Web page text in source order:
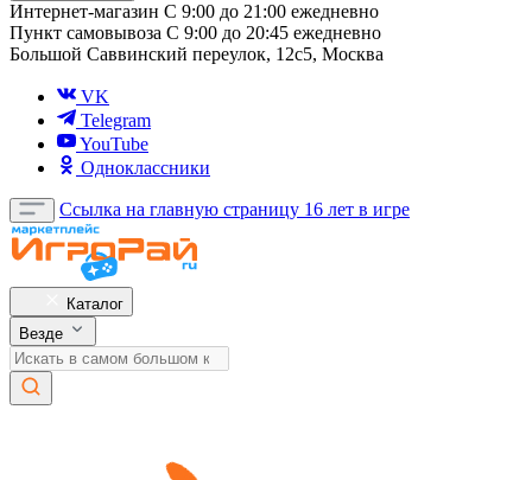
Интернет-магазин С 9:00 до 21:00 ежедневно
Пункт самовывоза С 9:00 до 20:45 ежедневно
Большой Саввинский переулок, 12с5, Москва
VK
Telegram
YouTube
Одноклассники
Ссылка на главную страницу 16 лет в игре
Каталог
Везде